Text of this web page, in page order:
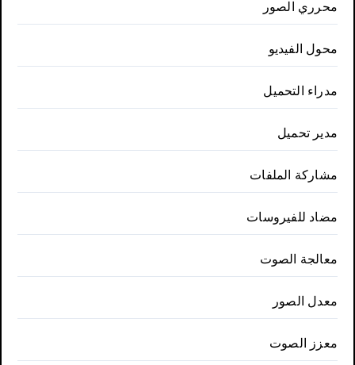
محرري الصور
محول الفيديو
مدراء التحميل
مدير تحميل
مشاركة الملفات
مضاد للفيروسات
معالجة الصوت
معدل الصور
معزز الصوت